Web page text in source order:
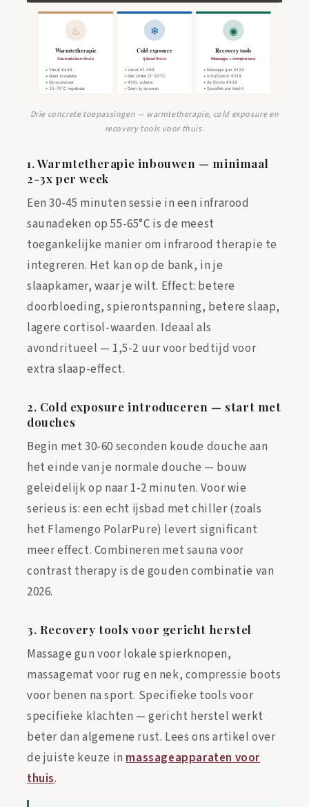
Drie concrete toepassingen — warmtetherapie, cold exposure en
recovery tools voor thuis.
1. Warmtetherapie inbouwen — minimaal
2-3x per week
Een 30-45 minuten sessie in een infrarood
saunadeken op 55-65°C is de meest
toegankelijke manier om infrarood therapie te
integreren. Het kan op de bank, in je
slaapkamer, waar je wilt. Effect: betere
doorbloeding, spierontspanning, betere slaap,
lagere cortisol-waarden. Ideaal als
avondritueel — 1,5-2 uur voor bedtijd voor
extra slaap-effect.
2. Cold exposure introduceren — start met
douches
Begin met 30-60 seconden koude douche aan
het einde van je normale douche — bouw
geleidelijk op naar 1-2 minuten. Voor wie
serieus is: een echt ijsbad met chiller (zoals
het Flamengo PolarPure) levert significant
meer effect. Combineren met sauna voor
contrast therapy is de gouden combinatie van
2026.
3. Recovery tools voor gericht herstel
Massage gun voor lokale spierknopen,
massagemat voor rug en nek, compressie boots
voor benen na sport. Specifieke tools voor
specifieke klachten — gericht herstel werkt
beter dan algemene rust. Lees ons artikel over
de juiste keuze inmassageapparaten voor
thuis.